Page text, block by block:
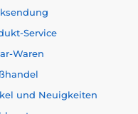
Service
Waren
und Neuigkeiten